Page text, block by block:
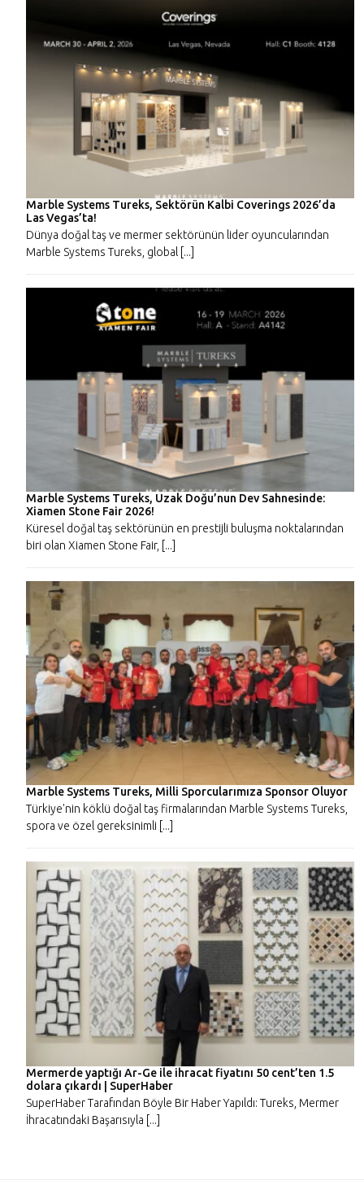
Marble Systems Tureks, Sektörün Kalbi Coverings 2026’da
Las Vegas’ta!
Dünya doğal taş ve mermer sektörünün lider oyuncularından
Marble Systems Tureks, global [...]
Marble Systems Tureks, Uzak Doğu’nun Dev Sahnesinde:
Xiamen Stone Fair 2026!
Küresel doğal taş sektörünün en prestijli buluşma noktalarından
biri olan Xiamen Stone Fair, [...]
Marble Systems Tureks, Milli Sporcularımıza Sponsor Oluyor
Türkiye'nin köklü doğal taş firmalarından Marble Systems Tureks,
spora ve özel gereksinimli [...]
Mermerde yaptığı Ar-Ge ile ihracat fiyatını 50 cent’ten 1.5
dolara çıkardı | SuperHaber
SuperHaber Tarafından Böyle Bir Haber Yapıldı: Tureks, Mermer
İhracatındaki Başarısıyla [...]